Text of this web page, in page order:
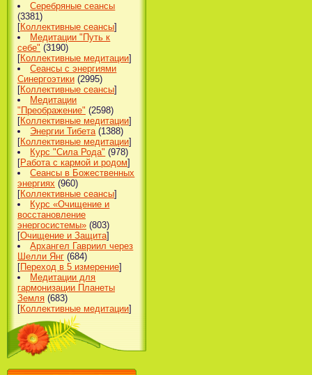
Серебряные сеансы
(3381)
[Коллективные сеансы]
Медитации "Путь к
себе" (3190)
[Коллективные медитации]
Сеансы с энергиями
Синергоэтики (2995)
[Коллективные сеансы]
Медитации
"Преображение" (2598)
[Коллективные медитации]
Энергии Тибета (1388)
[Коллективные медитации]
Курс "Сила Рода" (978)
[Работа с кармой и родом]
Сеансы в Божественных
энергиях (960)
[Коллективные сеансы]
Курс «Очищение и
восстановление
энергосистемы» (803)
[Очищение и Защита]
Архангел Гавриил через
Шелли Янг (684)
[Переход в 5 измерение]
Медитации для
гармонизации Планеты
Земля (683)
[Коллективные медитации]